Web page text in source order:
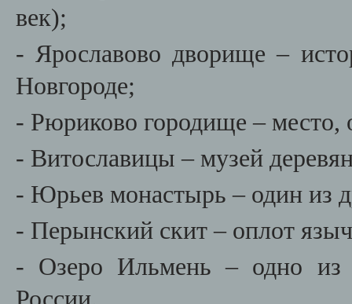
век);
- Ярославово дворище –
Новгороде;
- Рюриково городище – место,
- Витославицы – музей
- Юрьев монастырь – один из
- Перынский скит – оплот
- Озеро Ильмень – одно из